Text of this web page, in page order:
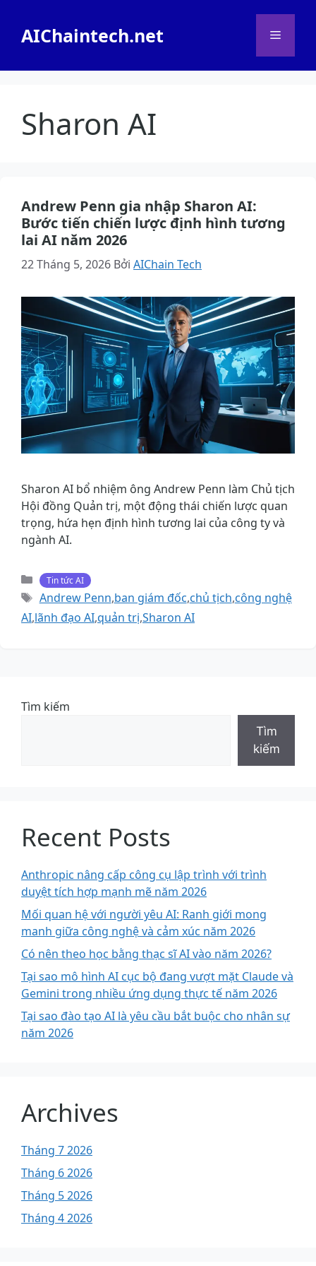
AIChaintech.net Menu
Sharon AI
Andrew Penn gia nhập Sharon AI:
Bước tiến chiến lược định hình tương
lai AI năm 2026
22 Tháng 5, 2026 Bởi AIChain Tech
Sharon AI bổ nhiệm ông Andrew Penn làm Chủ tịch
Hội đồng Quản trị, một động thái chiến lược quan
trọng, hứa hẹn định hình tương lai của công ty và
ngành AI.
Danh
mục
Tin tức AI
Thẻ
Andrew Penn,ban giám đốc,chủ tịch,công nghệ
AI,lãnh đạo AI,quản trị,Sharon AI
Tìm kiếm
Tìm
kiếm
Recent Posts
Anthropic nâng cấp công cụ lập trình với trình
duyệt tích hợp mạnh mẽ năm 2026
Mối quan hệ với người yêu AI: Ranh giới mong
manh giữa công nghệ và cảm xúc năm 2026
Có nên theo học bằng thạc sĩ AI vào năm 2026?
Tại sao mô hình AI cục bộ đang vượt mặt Claude và
Gemini trong nhiều ứng dụng thực tế năm 2026
Tại sao đào tạo AI là yêu cầu bắt buộc cho nhân sự
năm 2026
Archives
Tháng 7 2026
Tháng 6 2026
Tháng 5 2026
Tháng 4 2026